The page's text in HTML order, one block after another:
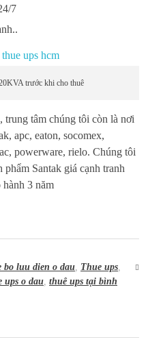
7
trước khi cho thuê
trung tâm chúng tôi còn là nơi
apc, eaton, socomex,
powerware, rielo. Chúng tôi
Santak giá cạnh tranh
hành 3 năm
bo luu dien o dau, Thue ups,
ups o dau, thuê ups tại bình